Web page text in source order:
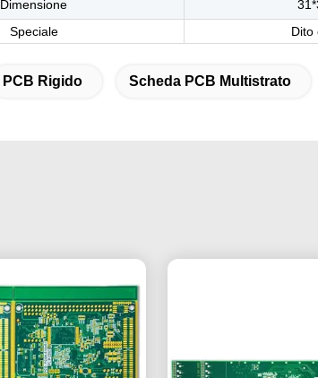
Dimensione
Speciale
Dito
PCB Rigido Scheda PCB Multistrato